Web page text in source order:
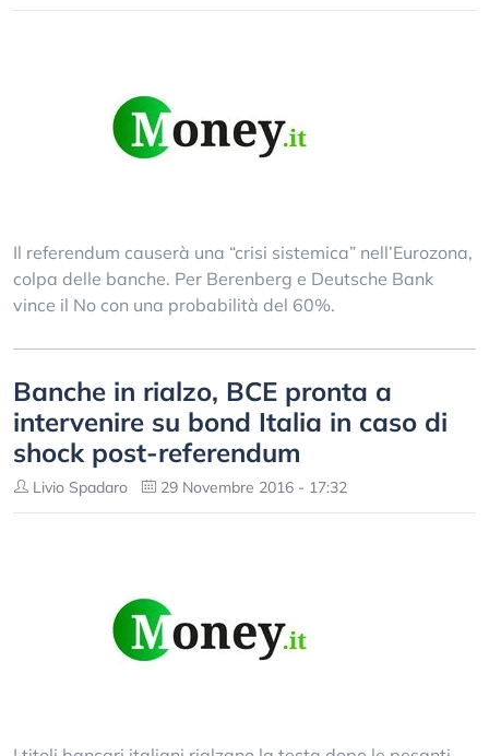
Il referendum causerà una “crisi sistemica” nell’Eurozona,
colpa delle banche. Per Berenberg e Deutsche Bank
vince il No con una probabilità del 60%.
Banche in rialzo, BCE pronta a
intervenire su bond Italia in caso di
shock post-referendum
Livio Spadaro 29 Novembre 2016 - 17:32